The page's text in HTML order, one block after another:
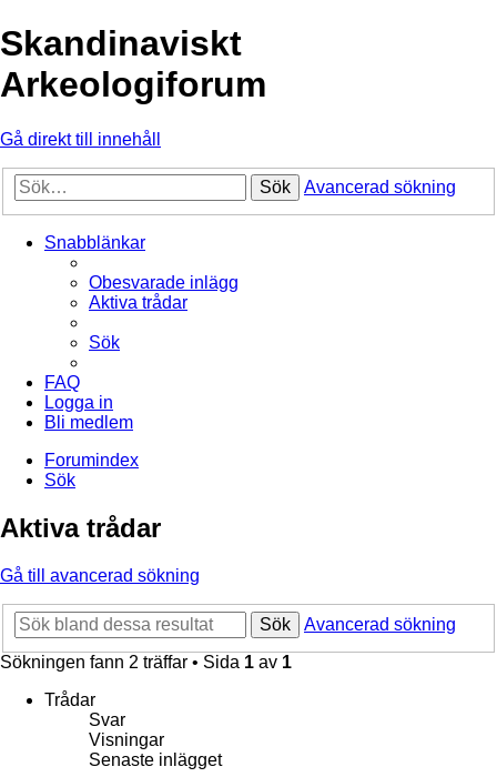
Skandinaviskt
Arkeologiforum
Gå direkt till innehåll
Sök Avancerad sökning
Snabblänkar
Obesvarade inlägg
Aktiva trådar
Sök
FAQ
Logga in
Bli medlem
Forumindex
Sök
Aktiva trådar
Gå till avancerad sökning
Sök
Avancerad sökning
Sökningen fann 2 träffar • Sida 1 av 1
Trådar
Svar
Visningar
Senaste inlägget